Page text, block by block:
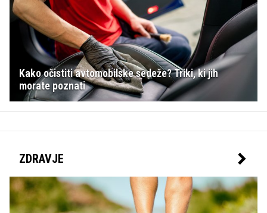
Kako očistiti avtomobilske sedeže? Triki, ki jih
morate poznati
ZDRAVJE